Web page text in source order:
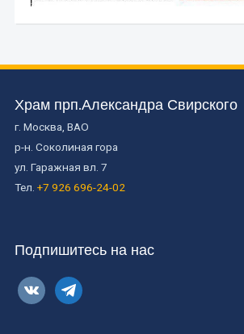
Храм прп.Александра Свирского
г. Москва, ВАО
р-н. Соколиная гора
ул. Гаражная вл. 7
Тел. +7 926 696-24-02
Подпишитесь на нас
vkontaktetelegram